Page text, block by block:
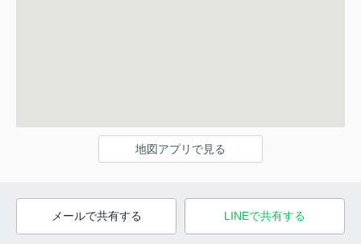
地図アプリで見る
メールで共有する LINEで共有する